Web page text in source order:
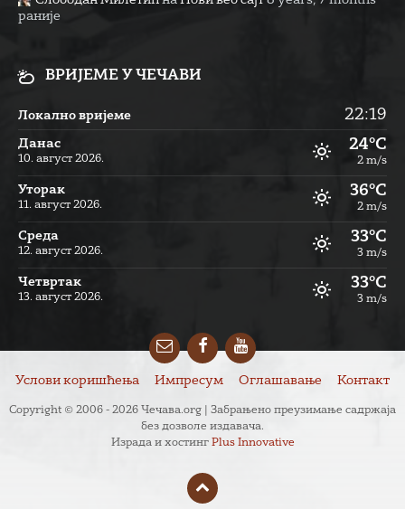
раније
ВРИЈЕМЕ У ЧЕЧАВИ
Локално вријеме 22:19
Данас
10. август 2026.
24°C
2 m/s
Уторак
11. август 2026.
36°C
2 m/s
Cреда
12. август 2026.
33°C
3 m/s
Четвртак
13. август 2026.
33°C
3 m/s
EmailFacebookYouTube
Услови коришћења Импресум Оглашавање Контакт
Copyright © 2006 - 2026 Чечава.org | Забрањено преузимање садржаја
без дозволе издавача.
Израда и хостинг Plus Innovative